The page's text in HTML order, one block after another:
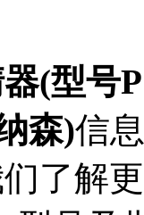
(型号
森)信
了解